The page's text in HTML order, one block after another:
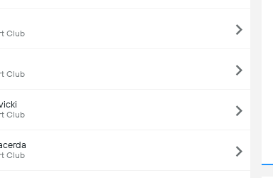
Club
Club
Club
Club